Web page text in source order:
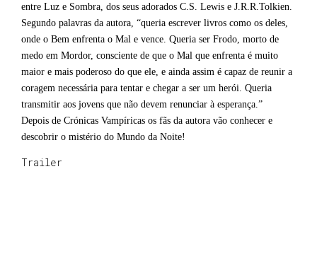
entre Luz e Sombra, dos seus adorados C.S. Lewis e J.R.R.Tolkien.
Segundo palavras da autora, “queria escrever livros como os deles,
onde o Bem enfrenta o Mal e vence. Queria ser Frodo, morto de
medo em Mordor, consciente de que o Mal que enfrenta é muito
maior e mais poderoso do que ele, e ainda assim é capaz de reunir a
coragem necessária para tentar e chegar a ser um herói. Queria
transmitir aos jovens que não devem renunciar à esperança.”
Depois de Crónicas Vampíricas os fãs da autora vão conhecer e
descobrir o mistério do Mundo da Noite!
Trailer